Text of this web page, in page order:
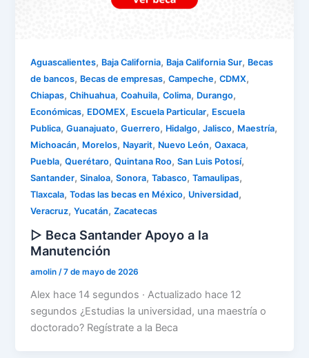
Aguascalientes, Baja California, Baja California Sur, Becas
de bancos, Becas de empresas,Campeche,CDMX,
Chiapas,Chihuahua,Coahuila,Colima, Durango,
Económicas, EDOMEX, Escuela Particular, Escuela
Publica,Guanajuato,Guerrero, Hidalgo,Jalisco, Maestría,
Michoacán, Morelos, Nayarit, Nuevo León,Oaxaca,
Puebla,Querétaro,Quintana Roo,San Luis Potosí,
Santander,Sinaloa,Sonora,Tabasco,Tamaulipas,
Tlaxcala,Todas las becas en México, Universidad,
Veracruz,Yucatán,Zacatecas
▷ Beca Santander Apoyo a la
Manutención
amolin/7 de mayo de 2026
Alex hace 14 segundos · Actualizado hace 12
segundos ¿Estudias la universidad, una maestría o
doctorado? Regístrate a la Beca